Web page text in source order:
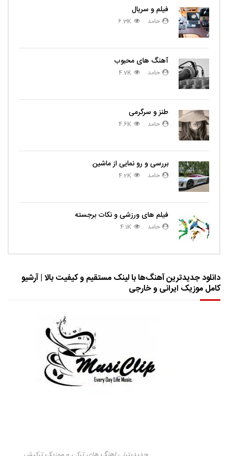
فیلم و سریال
حامد 6.3K
آهنگ های محبوب
حامد 4.7K
طنز و سرگرمی
حامد 4.6K
بررسی و رو نمایی از ماشین
حامد 4.2K
فیلم های ورزشی و نکات برجسته
حامد 4.1K
دانلود جدیدترین آهنگ‌ها با لینک مستقیم و کیفیت بالا | آرشیو
کامل موزیک ایرانی و خارجی